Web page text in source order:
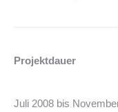
Projektdauer
Juli 2008 bis